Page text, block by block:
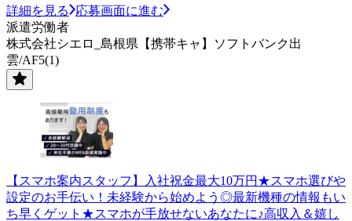
詳細を見る
応募画面に進む
派遣労働者
株式会社シエロ_島根県【携帯キャ】ソフトバンク出
雲/AF5(1)
【スマホ案内スタッフ】入社祝金最大10万円★スマホ選びや
設定のお手伝い！未経験から始めよう◎最新機種の情報もい
ち早くゲット★スマホが手放せないあなたに♪高収入＆嬉し